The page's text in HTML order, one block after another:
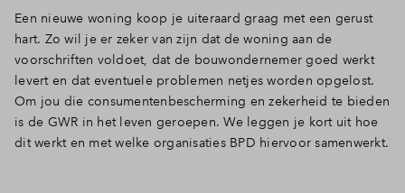
Een nieuwe woning koop je uiteraard graag met een gerust
hart. Zo wil je er zeker van zijn dat de woning aan de
voorschriften voldoet, dat de bouwondernemer goed werkt
levert en dat eventuele problemen netjes worden opgelost.
Om jou die consumentenbescherming en zekerheid te bieden
is de GWR in het leven geroepen. We leggen je kort uit hoe
dit werkt en met welke organisaties BPD hiervoor samenwerkt.